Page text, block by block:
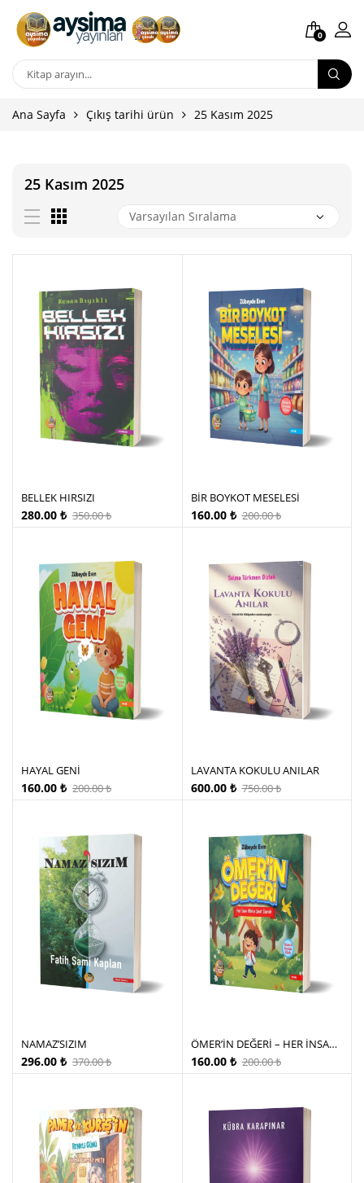
0
Ana Sayfa Çıkış tarihi ürün 25 Kasım 2025
25 Kasım 2025
BELLEK HIRSIZI
350.00₺
280.00 ₺
BİR BOYKOT MESELESİ
200.00₺
160.00 ₺
HAYAL GENİ
200.00₺
160.00 ₺
LAVANTA KOKULU ANILAR
750.00₺
600.00 ₺
NAMAZ’SIZIM
370.00₺
296.00 ₺
ÖMER’İN DEĞERİ – HER İNSAN ALLAH’IN SANAT ESERİDİR
200.00₺
160.00 ₺